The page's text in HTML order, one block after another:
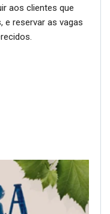
aos clientes que
reservar as vagas